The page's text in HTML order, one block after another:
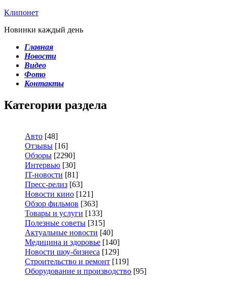
Клипонет
Новинки каждый день
Главная
Новости
Видео
Фото
Контакты
Категории раздела
Авто [48]
Отзывы [16]
Обзоры [2290]
Интервью [30]
IT-новости [81]
Пресс-релиз [63]
Новости кино [121]
Обзор фильмов [363]
Товары и услуги [133]
Полезные советы [315]
Актуальные новости [40]
Медицина и здоровье [140]
Новости шоу-бизнеса [129]
Строительство и ремонт [119]
Оборудование и производство [95]